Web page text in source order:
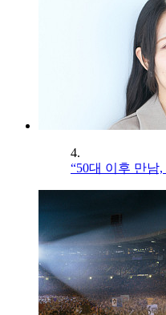
4.
“50대 이후 만남